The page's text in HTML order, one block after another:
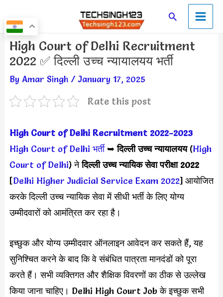
to
content
SearchMain
Menu
High Court of Delhi Recruitment
2022 ✅ दिल्ली उच्च न्यायालयय भर्ती
By Amar Singh / January 17, 2025
Rate this post
High Court of Delhi Recruitment 2022-2023
High Court of Delhi भर्ती ➥दिल्ली उच्च न्यायालयय(High
Court of Delhi) नेदिल्ली उच्च न्यायिक सेवा परीक्षा 2022
[Delhi Higher Judicial Service Exam 2022] आयोजित
करके दिल्ली उच्च न्यायिक सेवा में सीधी भर्ती के लिए योग्य
उम्मीदवारों को आमंत्रित कर रहा है।
इच्छुक और योग्य उम्मीदवार ऑनलाइन आवेदन कर सकते हैं, यह
सुनिश्चित करने के बाद कि वे संबंधित पात्रता मानदंडों को पूरा
करते हैं। सभी व्यक्तिगत और शैक्षिक विवरणों का ठीक से उल्लेख
किया जाना चाहिए। Delhi High Court Job के इच्छुक सभी
Post
navigation